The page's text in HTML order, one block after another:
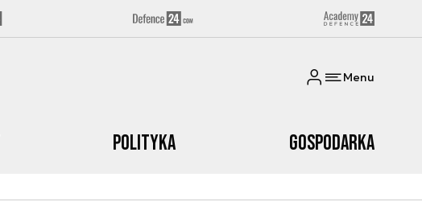
Menu
Polityka Gospodarka